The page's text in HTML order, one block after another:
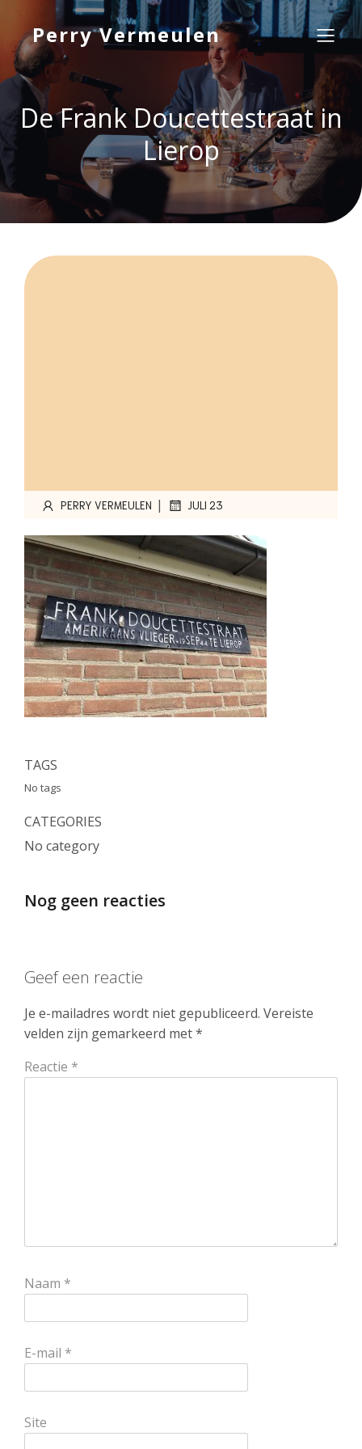
Perry Vermeulen
De Frank Doucettestraat in
Lierop
PERRY VERMEULEN | JULI 23
TAGS
No tags
CATEGORIES
No category
Nog geen reacties
Geef een reactie
Je e-mailadres wordt niet gepubliceerd. Vereiste
velden zijn gemarkeerd met*
Reactie *
Naam *
E-mail *
Site